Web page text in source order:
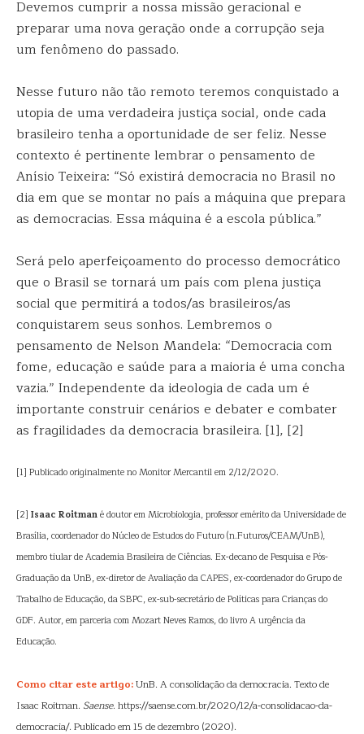
Devemos cumprir a nossa missão geracional e
preparar uma nova geração onde a corrupção seja
um fenômeno do passado.
Nesse futuro não tão remoto teremos conquistado a
utopia de uma verdadeira justiça social, onde cada
brasileiro tenha a oportunidade de ser feliz. Nesse
contexto é pertinente lembrar o pensamento de
Anísio Teixeira: “Só existirá democracia no Brasil no
dia em que se montar no país a máquina que prepara
as democracias. Essa máquina é a escola pública.”
Será pelo aperfeiçoamento do processo democrático
que o Brasil se tornará um país com plena justiça
social que permitirá a todos/as brasileiros/as
conquistarem seus sonhos. Lembremos o
pensamento de Nelson Mandela: “Democracia com
fome, educação e saúde para a maioria é uma concha
vazia.” Independente da ideologia de cada um é
importante construir cenários e debater e combater
as fragilidades da democracia brasileira. [1], [2]
[1] Publicado originalmente no Monitor Mercantil em 2/12/2020.
[2] Isaac Roitmané doutor em Microbiologia, professor emérito da Universidade de
Brasília, coordenador do Núcleo de Estudos do Futuro (n.Futuros/CEAM/UnB),
membro tiular de Academia Brasileira de Ciências. Ex-decano de Pesquisa e Pós-
Graduação da UnB, ex-diretor de Avaliação da CAPES, ex-coordenador do Grupo de
Trabalho de Educação, da SBPC, ex-sub-secretário de Políticas para Crianças do
GDF. Autor, em parceria com Mozart Neves Ramos, do livro A urgência da
Educação.
Como citar este artigo:UnB. A consolidação da democracia. Texto de
Isaac Roitman. Saense. https://saense.com.br/2020/12/a-consolidacao-da-
democracia/. Publicado em 15 de dezembro (2020).